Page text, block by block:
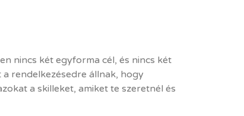
nincs két egyforma cél, és nincs két
rendelkezésedre állnak, hogy
a skilleket, amiket te szeretnél és